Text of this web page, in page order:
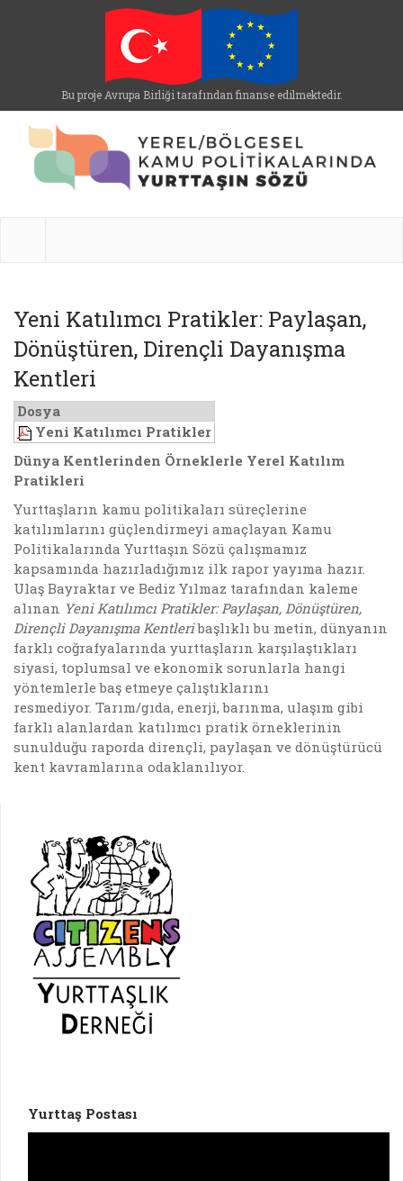
Bu proje Avrupa Birliği tarafından finanse edilmektedir.
Yeni Katılımcı Pratikler: Paylaşan,
Dönüştüren, Dirençli Dayanışma
Kentleri
Dosya
Yeni Katılımcı Pratikler
Dünya Kentlerinden Örneklerle Yerel Katılım
Pratikleri
Yurttaşların kamu politikaları süreçlerine
katılımlarını güçlendirmeyi amaçlayan Kamu
Politikalarında Yurttaşın Sözü çalışmamız
kapsamında hazırladığımız ilk rapor yayıma hazır.
Ulaş Bayraktar ve Bediz Yılmaz tarafından kaleme
alınan Yeni Katılımcı Pratikler: Paylaşan, Dönüştüren,
Dirençli Dayanışma Kentleribaşlıklı bu metin, dünyanın
farklı coğrafyalarında yurttaşların karşılaştıkları
siyasi, toplumsal ve ekonomik sorunlarla hangi
yöntemlerle baş etmeye çalıştıklarını
resmediyor. Tarım/gıda, enerji, barınma, ulaşım gibi
farklı alanlardan katılımcı pratik örneklerinin
sunulduğu raporda dirençli, paylaşan ve dönüştürücü
kent kavramlarına odaklanılıyor.
Yurttaş Postası